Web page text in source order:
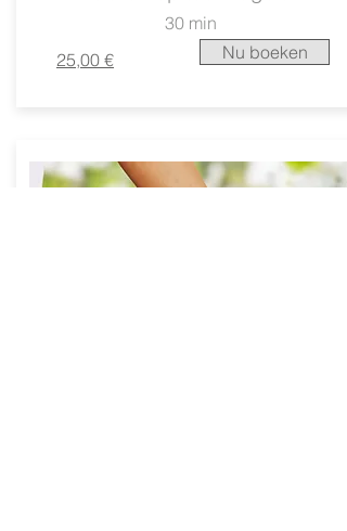
30 min
25,00 €
Nu boeken